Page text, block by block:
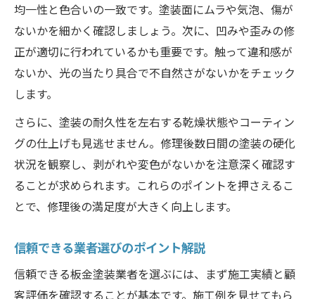
均一性と色合いの一致です。塗装面にムラや気泡、傷が
ないかを細かく確認しましょう。次に、凹みや歪みの修
正が適切に行われているかも重要です。触って違和感が
ないか、光の当たり具合で不自然さがないかをチェック
します。
さらに、塗装の耐久性を左右する乾燥状態やコーティン
グの仕上げも見逃せません。修理後数日間の塗装の硬化
状況を観察し、剥がれや変色がないかを注意深く確認す
ることが求められます。これらのポイントを押さえるこ
とで、修理後の満足度が大きく向上します。
信頼できる業者選びのポイント解説
信頼できる板金塗装業者を選ぶには、まず施工実績と顧
客評価を確認することが基本です。施工例を見せてもら